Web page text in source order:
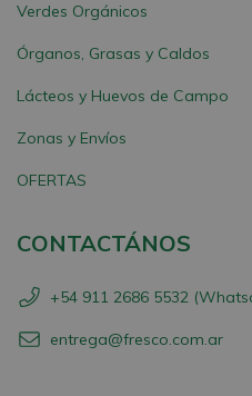
Verdes Orgánicos
Órganos, Grasas y Caldos
Lácteos y Huevos de Campo
Zonas y Envíos
OFERTAS
CONTACTÁNOS
+54 911 2686 5532
entrega@fresco.com.ar